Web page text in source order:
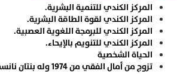
المركز الكندي للتنمية البشرية.
المركز الكندي لقوة الطاقة البشرية.
المركز الكندي للبرمجة اللغوية العصبية.
المركز الكندي للتنويم بالإيحاء.
الحياة الشخصية
تزوج من أمال الفقي من 1974 وله بنتان نانسي ونرمين.